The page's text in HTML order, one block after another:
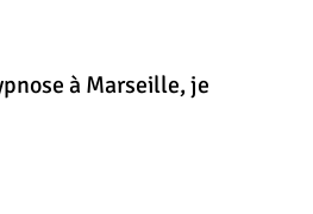
à Marseille, je